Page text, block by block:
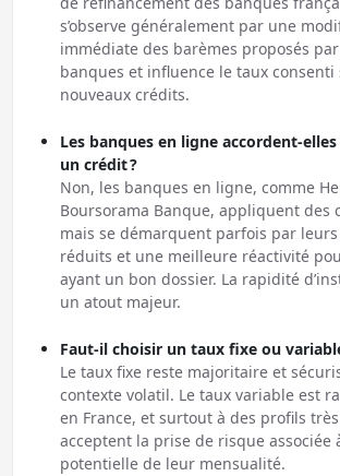
s’observe généralement par une
immédiate des barèmes proposés
banques et influence le taux consenti
nouveaux crédits.
Les banques en ligne accordent-
un crédit ?
Non, les banques en ligne, comme
Boursorama Banque, appliquent des
mais se démarquent parfois par
réduits et une meilleure réactivité
ayant un bon dossier. La rapidité
un atout majeur.
Faut-il choisir un taux fixe ou
Le taux fixe reste majoritaire et
contexte volatil. Le taux variable est
en France, et surtout à des profils
acceptent la prise de risque associée
potentielle de leur mensualité.